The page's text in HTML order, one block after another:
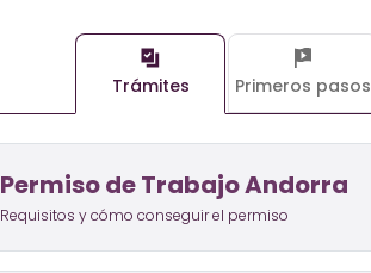
Trámites Primeros pasos
Permiso de Trabajo Andorra
Requisitos y cómo conseguir el permiso